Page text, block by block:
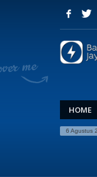
HOME
6 Agustus